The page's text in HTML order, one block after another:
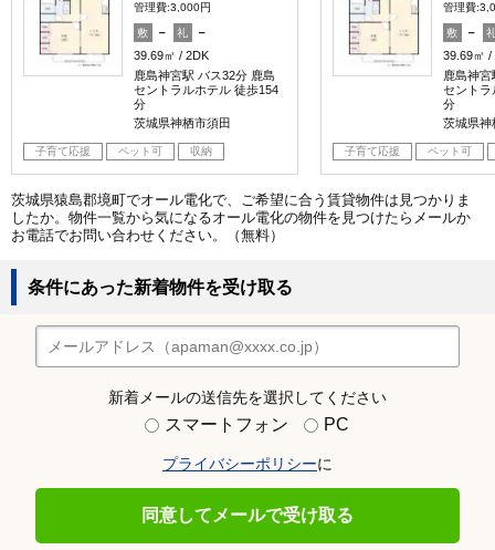
管理費:3,000円
敷 － 礼
－
39.69㎡
2DK
鹿島神宮駅 バス32分 鹿島
セントラルホテル 徒歩154
分
茨城県神栖市須田
子育て応援 ペット可 収納
管理費
敷 －
39.69㎡
鹿島神宮
セントラ
分
茨城県神
子育て応援 ペット可
茨城県猿島郡境町でオール電化で、ご希望に合う賃貸物件は見つかりま
したか。物件一覧から気になるオール電化の物件を見つけたらメールか
お電話でお問い合わせください。（無料）
条件にあった新着物件を受け取る
新着メールの送信先を選択してください
スマートフォン PC
プライバシーポリシーに
同意してメールで受け取る